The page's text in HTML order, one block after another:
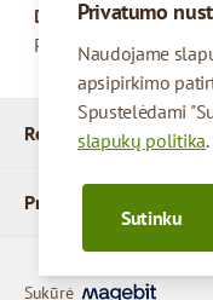
Privatumo
Naudojame
apsipirkimo
Spustelėdami
slapukų politika.
Sutinku
Rekvizitai
Produktai
Darbo valandos
Pirmadienis –
Sukūrė